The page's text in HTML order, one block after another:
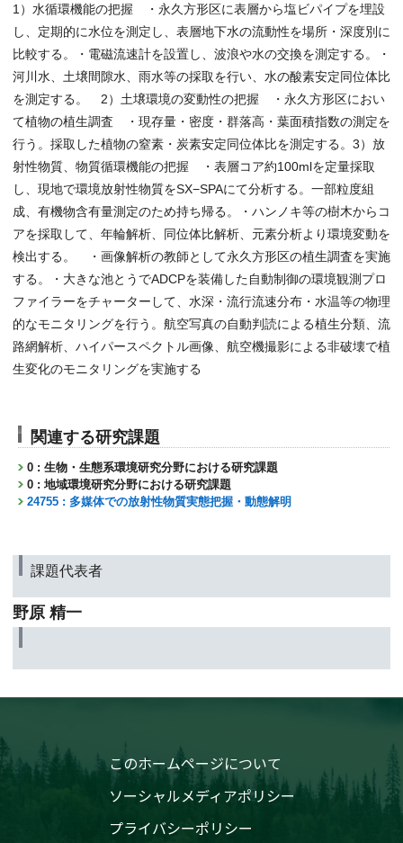
1）水循環機能の把握 ・永久方形区に表層から塩ビパイプを埋設
し、定期的に水位を測定し、表層地下水の流動性を場所・深度別に
比較する。・電磁流速計を設置し、波浪や水の交換を測定する。・
河川水、土壌間隙水、雨水等の採取を行い、水の酸素安定同位体比
を測定する。 2）土壌環境の変動性の把握 ・永久方形区におい
て植物の植生調査 ・現存量・密度・群落高・葉面積指数の測定を
行う。採取した植物の窒素・炭素安定同位体比を測定する。3）放
射性物質、物質循環機能の把握 ・表層コア約100mlを定量採取
し、現地で環境放射性物質をSX−SPAにて分析する。一部粒度組
成、有機物含有量測定のため持ち帰る。・ハンノキ等の樹木からコ
アを採取して、年輪解析、同位体比解析、元素分析より環境変動を
検出する。 ・画像解析の教師として永久方形区の植生調査を実施
する。・大きな池とうでADCPを装備した自動制御の環境観測プロ
ファイラーをチャーターして、水深・流行流速分布・水温等の物理
的なモニタリングを行う。航空写真の自動判読による植生分類、流
路網解析、ハイパースペクトル画像、航空機撮影による非破壊で植
生変化のモニタリングを実施する
関連する研究課題
0 : 生物・生態系環境研究分野における研究課題
0 : 地域環境研究分野における研究課題
24755 : 多媒体での放射性物質実態把握・動態解明
課題代表者
野原 精一
このホームページについて
ソーシャルメディアポリシー
プライバシーポリシー